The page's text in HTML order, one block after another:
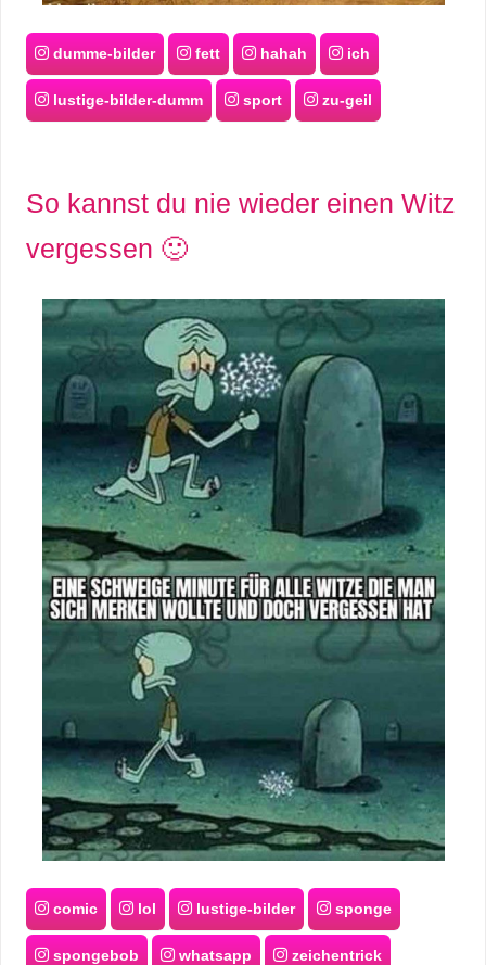
dumme-bilder fett hahah ich
lustige-bilder-dumm sport zu-geil
So kannst du nie wieder einen Witz
vergessen 🙂
comic lol lustige-bilder sponge
spongebob whatsapp zeichentrick